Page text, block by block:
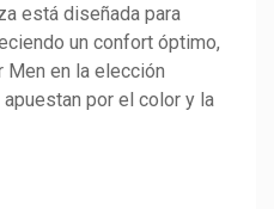
está diseñada para
un confort óptimo,
Men en la elección
por el color y la